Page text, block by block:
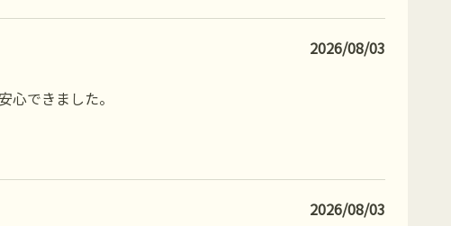
2026/08/03
できました。
2026/08/03